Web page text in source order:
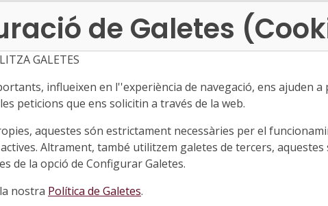
●
de Galetes
GALETES
influeixen en l''experiència de navegació, ens ajuden
peticions que ens solicitin a través de la web.
aquestes són estrictament necessàries per el
Altrament, també utilitzem galetes de tercers, aquestes
de la opció de Configurar Galetes.
nostra Política de Galetes.